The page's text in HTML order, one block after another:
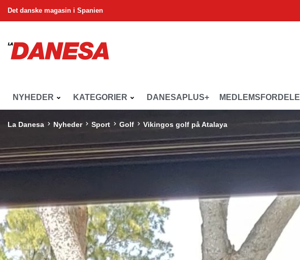
Det danske magasin i Spanien
NYHEDER KATEGORIER DANESAPLUS+ MEDLEMSFORDELE
La Danesa Nyheder Sport Golf Vikingos golf på Atalaya